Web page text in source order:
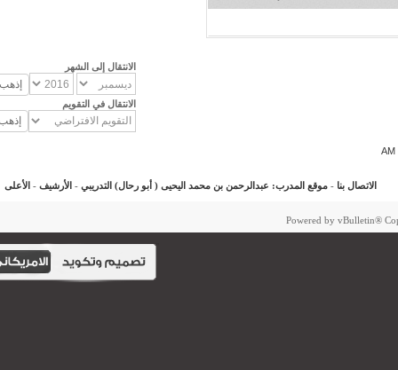
الانتقال إلى الشهر
الانتقال في التقويم
الاتصال بنا- موقع المدرب: عبدالرحمن بن محمد اليحيى ( أبو رحال) التدريبي-الأرشيف-الأعلى
Powered by